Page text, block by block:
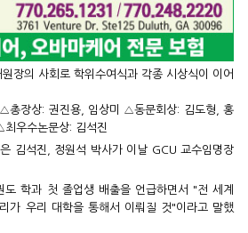
장의 사회로 학위수여식과 각종 시상식이 이어
총장상: 권진용, 임상미 △동문회상: 김도형, 홍
우수논문상: 김석진
김석진, 정원석 박사가 이날 GCU 교수임명장
도 학과 첫 졸업생 배출을 언급하면서 "전 세계
가 우리 대학을 통해서 이뤄질 것"이라고 말했